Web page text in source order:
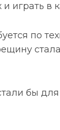
играть в
по
бы